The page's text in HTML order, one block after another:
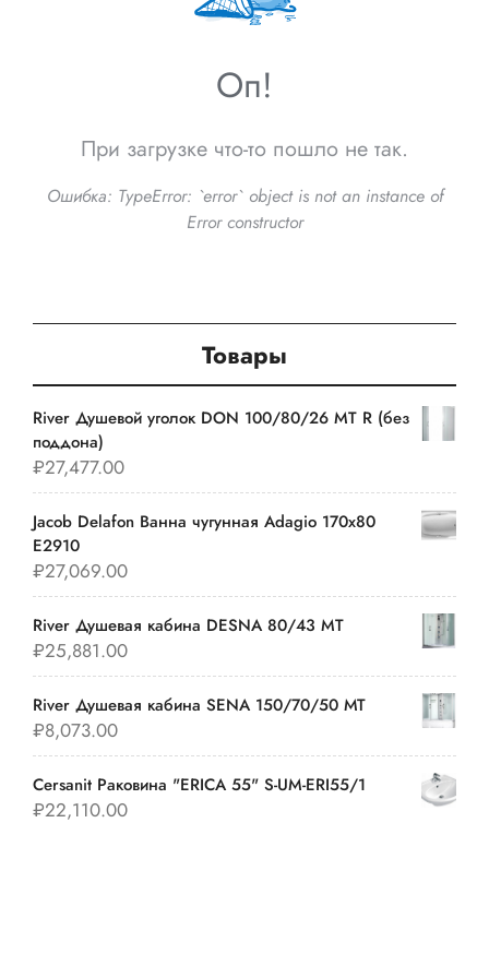
Оп!
При загрузке что-то пошло не так.
Ошибка: TypeError: `error` object is not an instance of
Error constructor
Товары
River Душевой уголок DON 100/80/26 MT R (без
поддона)
₽27,477.00
Jacob Delafon Ванна чугунная Adagio 170х80
E2910
₽27,069.00
River Душевая кабина DESNA 80/43 MT
₽25,881.00
River Душевая кабина SENA 150/70/50 МТ
₽8,073.00
Cersanit Раковина "ERICA 55" S-UM-ERI55/1
₽22,110.00